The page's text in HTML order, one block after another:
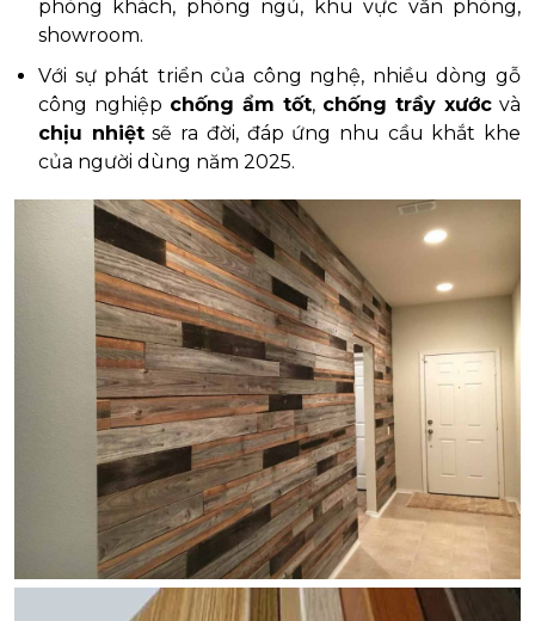
phòng khách, phòng ngủ, khu vực văn phòng,
showroom.
Với sự phát triển của công nghệ, nhiều dòng gỗ
công nghiệp chống ẩm tốt, chống trầy xước và
chịu nhiệtsẽ ra đời, đáp ứng nhu cầu khắt khe
của người dùng năm 2025.